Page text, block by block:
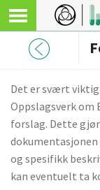
Det er svært viktig
Oppslagsverk om
forslag. Dette
og spesifikk
kan eventuelt ta